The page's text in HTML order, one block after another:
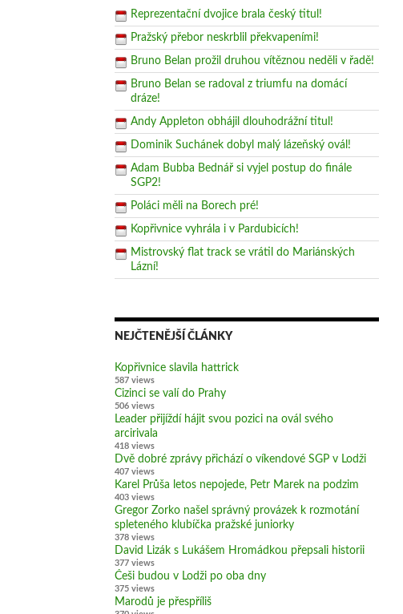
Reprezentační dvojice brala český titul!
Pražský přebor neskrblil překvapeními!
Bruno Belan prožil druhou vítěznou neděli v řadě!
Bruno Belan se radoval z triumfu na domácí
dráze!
Andy Appleton obhájil dlouhodrážní titul!
Dominik Suchánek dobyl malý lázeňský ovál!
Adam Bubba Bednář si vyjel postup do finále
SGP2!
Poláci měli na Borech pré!
Kopřivnice vyhrála i v Pardubicích!
Mistrovský flat track se vrátil do Mariánských
Lázní!
NEJČTENĚJŠÍ ČLÁNKY
Kopřivnice slavila hattrick
587 views
Cizinci se valí do Prahy
506 views
Leader přijíždí hájit svou pozici na ovál svého
arcirivala
418 views
Dvě dobré zprávy přichází o víkendové SGP v Lodži
407 views
Karel Průša letos nepojede, Petr Marek na podzim
403 views
Gregor Zorko našel správný provázek k rozmotání
spleteného klubíčka pražské juniorky
378 views
David Lizák s Lukášem Hromádkou přepsali historii
377 views
Češi budou v Lodži po oba dny
375 views
Marodů je přespříliš